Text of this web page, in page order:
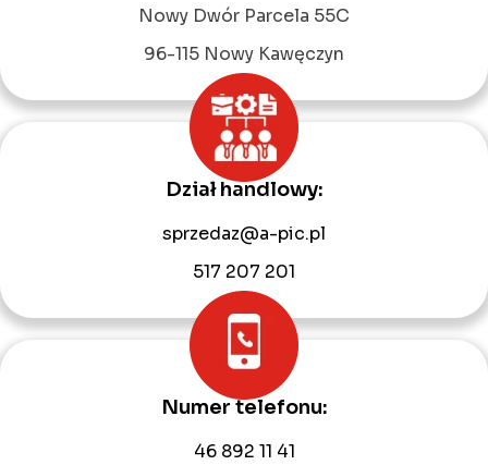
Nowy Dwór Parcela 55C
96-115 Nowy Kawęczyn
Dział handlowy:
sprzedaz@a-pic.pl
517 207 201
Numer telefonu:
46 892 11 41